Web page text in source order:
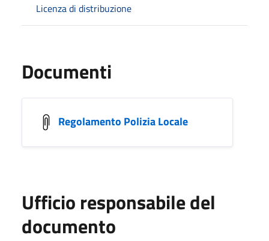
Licenza di distribuzione
Documenti
Regolamento Polizia Locale
Ufficio responsabile del
documento